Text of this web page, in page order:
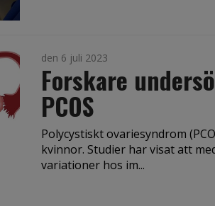
den 6 juli 2023
Forskare
PCOS
Polycystiskt ovariesyndrom
kvinnor. Studier har visat att
variationer hos im...